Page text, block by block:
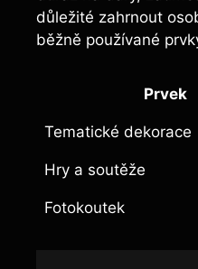
důležité⁢ zahrnout
běžně používané
Prvek
Tematické dekorace
Hry a soutěže
Fotokoutek